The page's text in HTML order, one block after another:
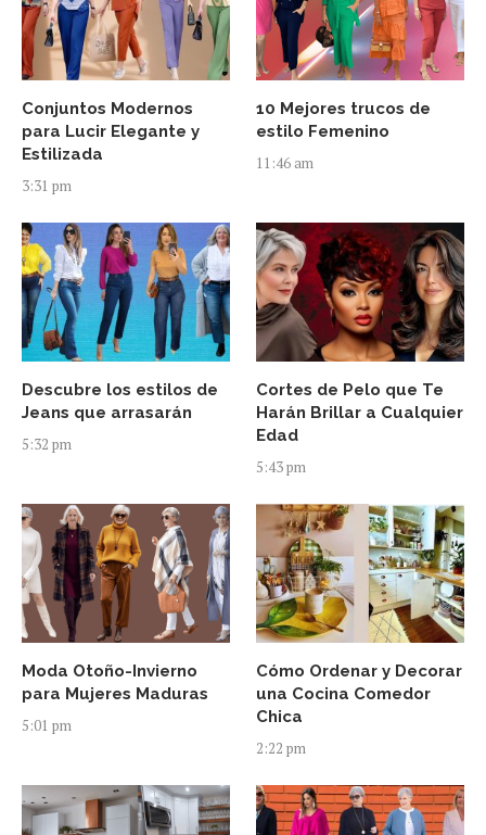
Conjuntos Modernos
para Lucir Elegante y
Estilizada
3:31 pm
10 Mejores trucos de
estilo Femenino
11:46 am
Descubre los estilos de
Jeans que arrasarán
5:32 pm
Cortes de Pelo que Te
Harán Brillar a Cualquier
Edad
5:43 pm
Moda Otoño-Invierno
para Mujeres Maduras
5:01 pm
Cómo Ordenar y Decorar
una Cocina Comedor
Chica
2:22 pm